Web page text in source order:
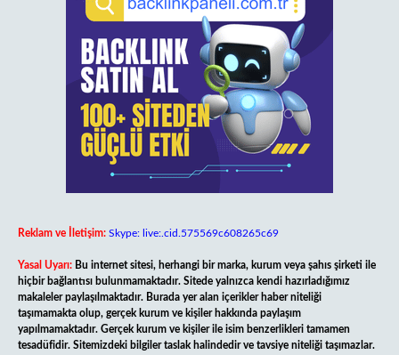
Reklam ve İletişim: Skype: live:.cid.575569c608265c69
Yasal Uyarı: Bu internet sitesi, herhangi bir marka, kurum veya şahıs şirketi ile
hiçbir bağlantısı bulunmamaktadır. Sitede yalnızca kendi hazırladığımız
makaleler paylaşılmaktadır. Burada yer alan içerikler haber niteliği
taşımamakta olup, gerçek kurum ve kişiler hakkında paylaşım
yapılmamaktadır. Gerçek kurum ve kişiler ile isim benzerlikleri tamamen
tesadüfidir. Sitemizdeki bilgiler taslak halindedir ve tavsiye niteliği taşımazlar.